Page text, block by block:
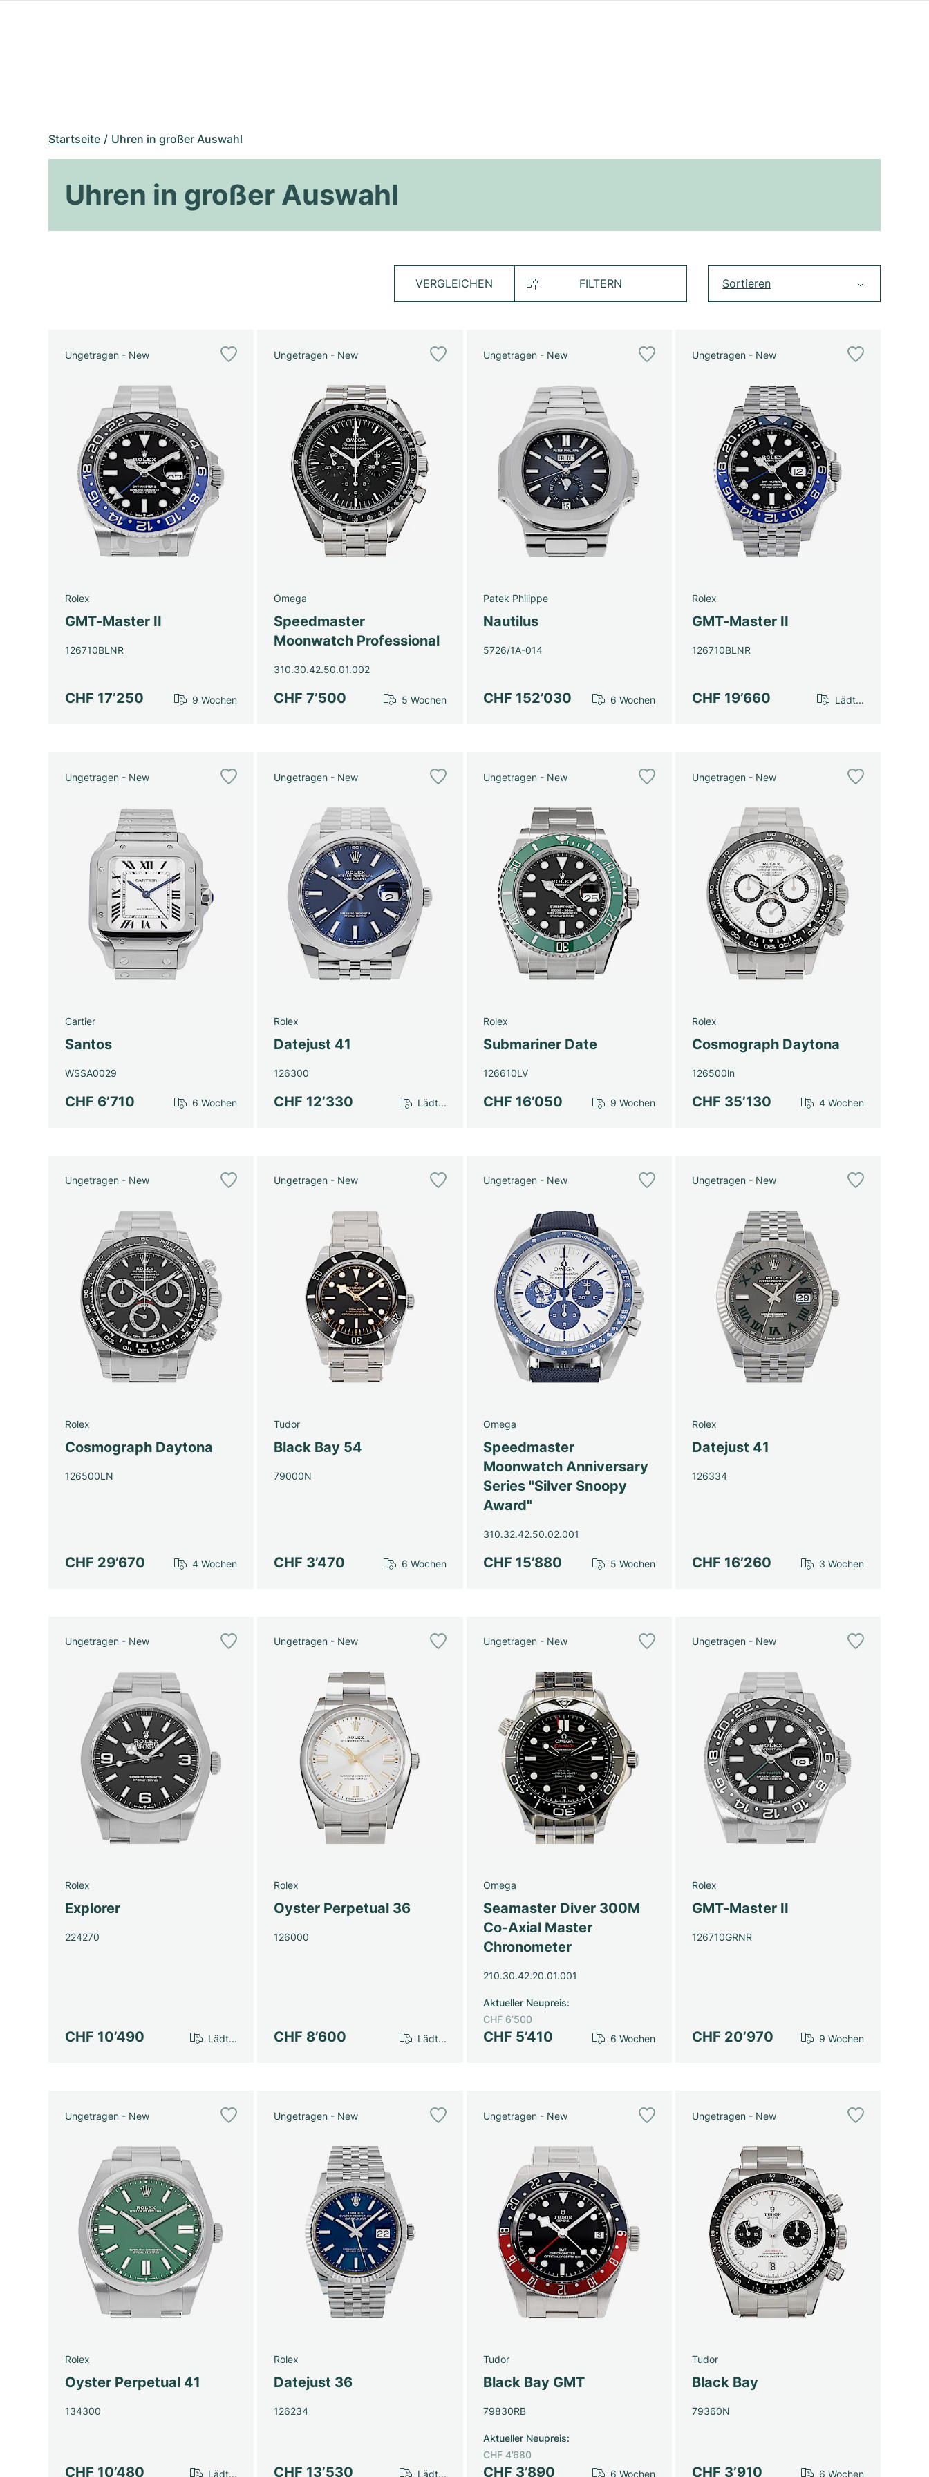
Startseite Uhren in großer Auswahl
Uhren in großer Auswahl
VERGLEICHEN FILTERN Sortieren
Ungetragen - New
Rolex
GMT-Master II
126710BLNR
CHF 17’250 9 Wochen
Ungetragen - New
Omega
Speedmaster
Moonwatch Professional
310.30.42.50.01.002
CHF 7’500 5 Wochen
Ungetragen - New
Patek Philippe
Nautilus
5726/1A-014
CHF 152’030 6 Wochen
Ungetragen - New
Rolex
GMT-Master II
126710BLNR
CHF 19’660 Lädt...
Ungetragen - New
Cartier
Santos
WSSA0029
CHF 6’710 6 Wochen
Ungetragen - New
Rolex
Datejust 41
126300
CHF 12’330 Lädt...
Ungetragen - New
Rolex
Submariner Date
126610LV
CHF 16’050 9 Wochen
Ungetragen - New
Rolex
Cosmograph Daytona
126500ln
CHF 35’130 4 Wochen
Ungetragen - New
Rolex
Cosmograph Daytona
126500LN
CHF 29’670 4 Wochen
Ungetragen - New
Tudor
Black Bay 54
79000N
CHF 3’470 6 Wochen
Ungetragen - New
Omega
Speedmaster
Moonwatch Anniversary
Series "Silver Snoopy
Award"
310.32.42.50.02.001
CHF 15’880 5 Wochen
Ungetragen - New
Rolex
Datejust 41
126334
CHF 16’260 3 Wochen
Ungetragen - New
Rolex
Explorer
224270
CHF 10’490 Lädt...
Ungetragen - New
Rolex
Oyster Perpetual 36
126000
CHF 8’600 Lädt...
Ungetragen - New
Omega
Seamaster Diver 300M
Co-Axial Master
Chronometer
210.30.42.20.01.001
CHF 5’410
Aktueller Neupreis:
CHF 6’500
6 Wochen
Ungetragen - New
Rolex
GMT-Master II
126710GRNR
CHF 20’970 9 Wochen
Ungetragen - New
Rolex
Oyster Perpetual 41
134300
CHF 10’480 Lädt...
Ungetragen - New
Rolex
Datejust 36
126234
CHF 13’530 Lädt...
Ungetragen - New
Tudor
Black Bay GMT
79830RB
CHF 3’890
Aktueller Neupreis:
CHF 4’680
6 Wochen
Ungetragen - New
Tudor
Black Bay
79360N
CHF 3’910 6 Wochen